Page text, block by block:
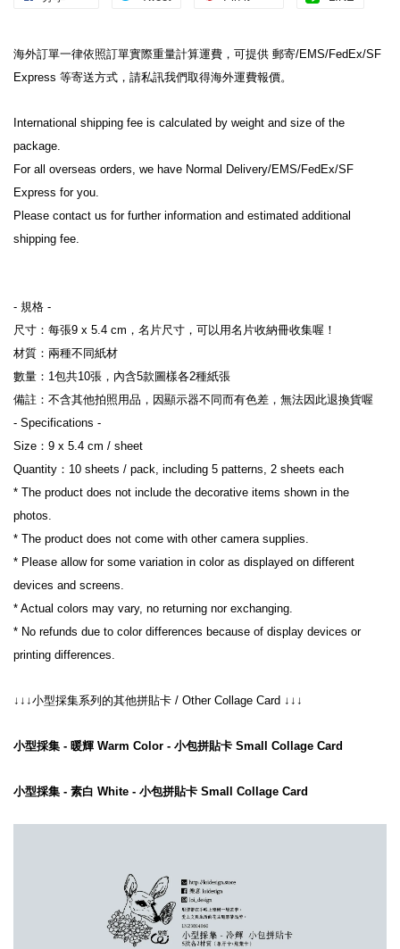
海外訂單一律依照訂單實際重量計算運費，可提供 郵寄/EMS/FedEx/SF
Express 等寄送方式，請私訊我們取得海外運費報價。
International shipping fee is calculated by weight and size of the
package.
For all overseas orders, we have Normal Delivery/EMS/FedEx/SF
Express for you.
Please contact us for further information and estimated additional
shipping fee.
- 規格 -
尺寸：每張9 x 5.4 cm，名片尺寸，可以用名片收納冊收集喔！
材質：兩種不同紙材
數量：1包共10張，內含5款圖樣各2種紙張
備註：不含其他拍照用品，因顯示器不同而有色差，無法因此退換貨喔
- Specifications -
Size：9 x 5.4 cm / sheet
Quantity：10 sheets / pack, including 5 patterns, 2 sheets each
* The product does not include the decorative items shown in the
photos.
* The product does not come with other camera supplies.
* Please allow for some variation in color as displayed on different
devices and screens.
* Actual colors may vary, no returning nor exchanging.
* No refunds due to color differences because of display devices or
printing differences.
↓↓↓小型採集系列的其他拼貼卡 / Other Collage Card ↓↓ ↓
小型採集 - 暖輝 Warm Color - 小包拼貼卡 Small Collage Card
小型採集 - 素白 White - 小包拼貼卡 Small Collage Card